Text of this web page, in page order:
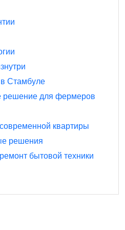
Стамбуле
решение для фермеров
квартиры
решения
бытовой техники